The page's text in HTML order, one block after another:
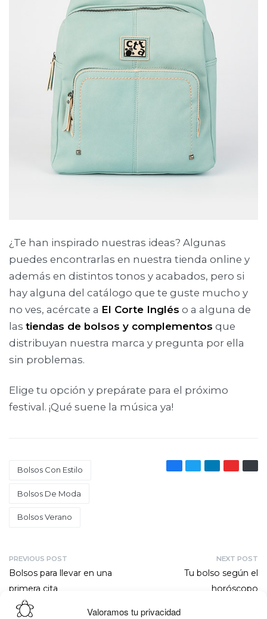
Valoramos tu privacidad
¿Te han inspirado nuestras ideas? Algunas
puedes encontrarlas en nuestra tienda online y
además en distintos tonos y acabados, pero si
hay alguna del catálogo que te guste mucho y
no ves, acércate a El Corte Inglés o a alguna de
las tiendas de bolsos y complementos que
distribuyan nuestra marca y pregunta por ella
sin problemas.
Elige tu opción y prepárate para el próximo
festival. ¡Qué suene la música ya!
Bolsos Con Estilo
Bolsos De Moda
Bolsos Verano
PREVIOUS POST
Bolsos para llevar en una
primera cita
NEXT POST
Tu bolso según el
horóscopo